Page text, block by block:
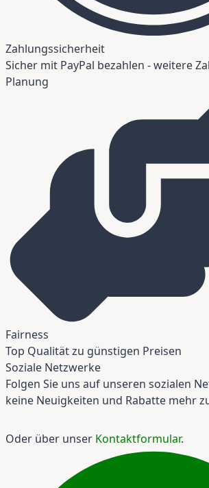
Zahlungssicherheit
Sicher mit PayPal bezahlen - weitere
Planung
Fairness
Top Qualität zu günstigen Preisen
Soziale Netzwerke
Folgen Sie uns auf unseren sozialen
keine Neuigkeiten und Rabatte mehr
Oder über unser Kontaktformular.